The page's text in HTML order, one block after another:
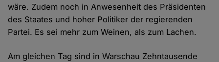
wäre. Zudem noch in Anwesenheit des Präsidenten
des Staates und hoher Politiker der regierenden
Partei. Es sei mehr zum Weinen, als zum Lachen.
Am gleichen Tag sind in Warschau Zehntausende